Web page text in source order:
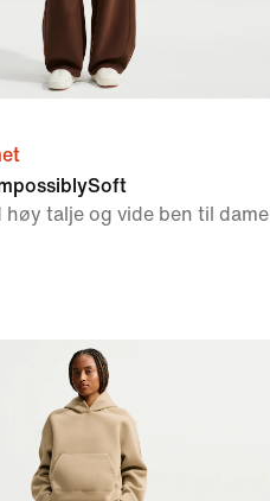
høy talje og vide ben til dame